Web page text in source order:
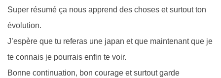
Super résumé ça nous apprend des choses et surtout ton
évolution.
J’espère que tu referas une japan et que maintenant que je
te connais je pourrais enfin te voir.
Bonne continuation, bon courage et surtout garde